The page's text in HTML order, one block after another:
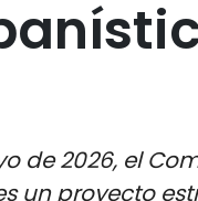
de 2026, el
un proyecto